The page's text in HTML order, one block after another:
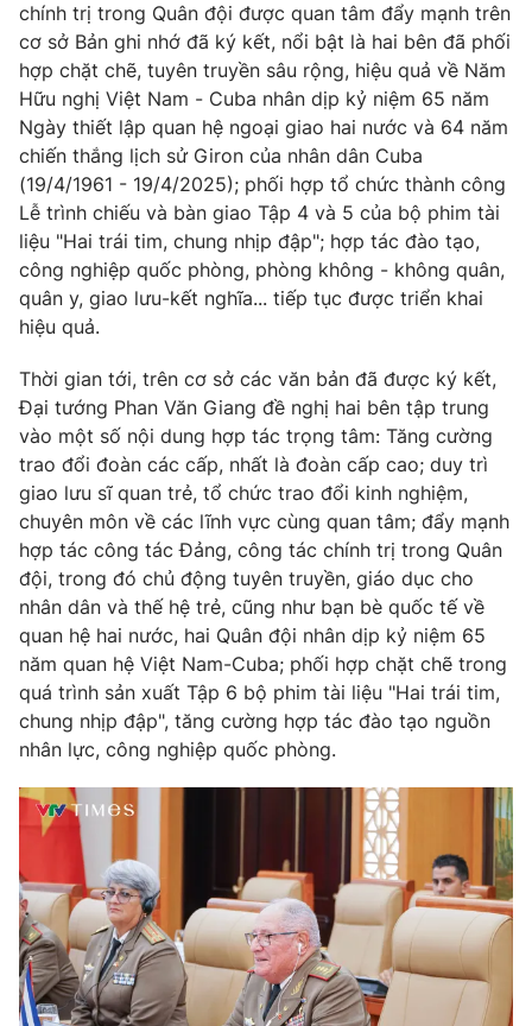
chính trị trong Quân đội được quan tâm đẩy mạnh trên
cơ sở Bản ghi nhớ đã ký kết, nổi bật là hai bên đã phối
hợp chặt chẽ, tuyên truyền sâu rộng, hiệu quả về Năm
Hữu nghị Việt Nam - Cuba nhân dịp kỷ niệm 65 năm
Ngày thiết lập quan hệ ngoại giao hai nước và 64 năm
chiến thắng lịch sử Giron của nhân dân Cuba
(19/4/1961 - 19/4/2025); phối hợp tổ chức thành công
Lễ trình chiếu và bàn giao Tập 4 và 5 của bộ phim tài
liệu "Hai trái tim, chung nhịp đập"; hợp tác đào tạo,
công nghiệp quốc phòng, phòng không - không quân,
quân y, giao lưu-kết nghĩa... tiếp tục được triển khai
hiệu quả.
Thời gian tới, trên cơ sở các văn bản đã được ký kết,
Đại tướng Phan Văn Giang đề nghị hai bên tập trung
vào một số nội dung hợp tác trọng tâm: Tăng cường
trao đổi đoàn các cấp, nhất là đoàn cấp cao; duy trì
giao lưu sĩ quan trẻ, tổ chức trao đổi kinh nghiệm,
chuyên môn về các lĩnh vực cùng quan tâm; đẩy mạnh
hợp tác công tác Đảng, công tác chính trị trong Quân
đội, trong đó chủ động tuyên truyền, giáo dục cho
nhân dân và thế hệ trẻ, cũng như bạn bè quốc tế về
quan hệ hai nước, hai Quân đội nhân dịp kỷ niệm 65
năm quan hệ Việt Nam-Cuba; phối hợp chặt chẽ trong
quá trình sản xuất Tập 6 bộ phim tài liệu "Hai trái tim,
chung nhịp đập", tăng cường hợp tác đào tạo nguồn
nhân lực, công nghiệp quốc phòng.